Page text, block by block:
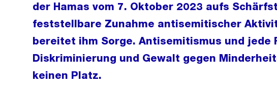
der Hamas vom 7. Oktober 2023 aufs
feststellbare Zunahme antisemitischer
bereitet ihm Sorge. Antisemitismus und jede
Diskriminierung und Gewalt gegen
keinen Platz.